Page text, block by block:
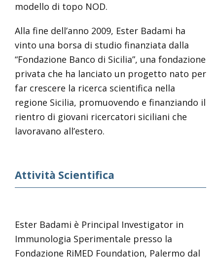
modello di topo NOD.
Alla fine dell’anno 2009, Ester Badami ha
vinto una borsa di studio finanziata dalla
“Fondazione Banco di Sicilia”, una fondazione
privata che ha lanciato un progetto nato per
far crescere la ricerca scientifica nella
regione Sicilia, promuovendo e finanziando il
rientro di giovani ricercatori siciliani che
lavoravano all’estero.
Attività Scientifica
Ester Badami è Principal Investigator in
Immunologia Sperimentale presso la
Fondazione RiMED Foundation, Palermo dal